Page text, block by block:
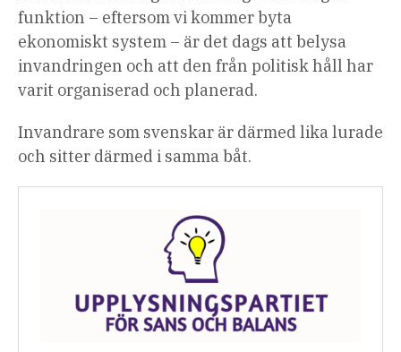
funktion – eftersom vi kommer byta
ekonomiskt system – är det dags att belysa
invandringen och att den från politisk håll har
varit organiserad och planerad.
Invandrare som svenskar är därmed lika lurade
och sitter därmed i samma båt.